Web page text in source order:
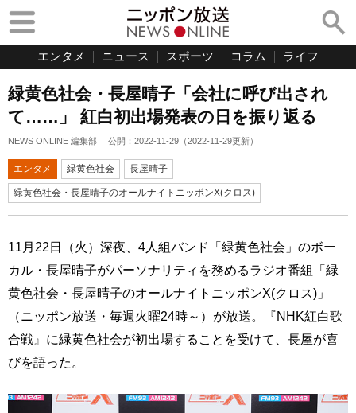
エンタメ ニュース スポーツ コラム ライフ
緑黄色社会・長屋晴子「会社に呼び出され
て……」 紅白初出場発表の日を振り返る
NEWS ONLINE 編集部 公開： 2022-11-29 （2022-11-29更新）
エンタメ 緑黄色社会 長屋晴子
緑黄色社会・長屋晴子のオールナイトニッポンX(クロス)
11月22日（火）深夜、4人組バンド「緑黄色社会」のボー
カル・長屋晴子がパーソナリティを務めるラジオ番組「緑
黄色社会・長屋晴子のオールナイトニッポンX(クロス)」
（ニッポン放送・毎週火曜24時～）が放送。『NHK紅白歌
合戦』に緑黄色社会が初出場することを受けて、長屋が喜
びを語った。